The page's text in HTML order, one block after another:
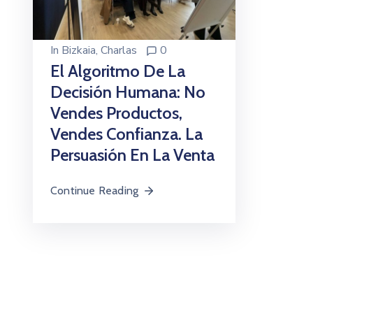
In Bizkaia‚ Charlas 0
El Algoritmo De La
Decisión Humana: No
Vendes Productos,
Vendes Confianza. La
Persuasión En La Venta
Continue Reading